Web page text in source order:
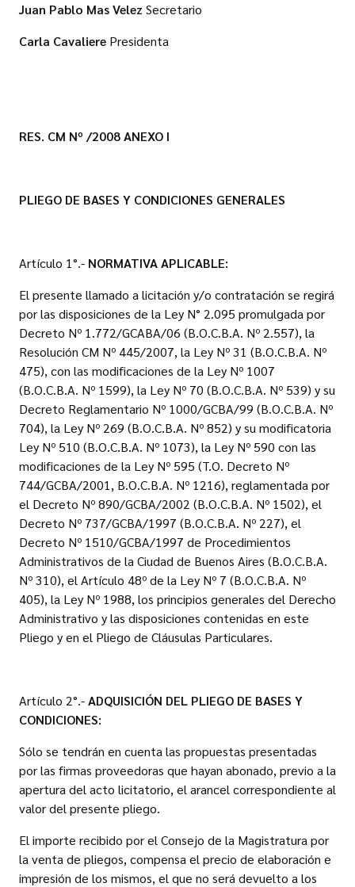
Juan Pablo Mas Velez Secretario
Carla Cavaliere Presidenta
RES. CM Nº /2008ANEXO I
PLIEGO DE BASES Y CONDICIONES GENERALES
Artículo 1°.- NORMATIVA APLICABLE:
El presente llamado a licitación y/o contratación se regirá
por las disposiciones de la Ley N° 2.095 promulgada por
Decreto Nº 1.772/GCABA/06 (B.O.C.B.A. Nº 2.557), la
Resolución CM Nº 445/2007, la Ley Nº 31 (B.O.C.B.A. Nº
475), con las modificaciones de la Ley Nº 1007
(B.O.C.B.A. Nº 1599), la Ley Nº 70 (B.O.C.B.A. Nº 539) y su
Decreto Reglamentario Nº 1000/GCBA/99 (B.O.C.B.A. Nº
704), la Ley Nº 269 (B.O.C.B.A. Nº 852) y su modificatoria
Ley Nº 510 (B.O.C.B.A. Nº 1073), la Ley Nº 590 con las
modificaciones de la Ley Nº 595 (T.O. Decreto Nº
744/GCBA/2001, B.O.C.B.A. Nº 1216), reglamentada por
el Decreto Nº 890/GCBA/2002 (B.O.C.B.A. Nº 1502), el
Decreto Nº 737/GCBA/1997 (B.O.C.B.A. Nº 227), el
Decreto Nº 1510/GCBA/1997 de Procedimientos
Administrativos de la Ciudad de Buenos Aires (B.O.C.B.A.
Nº 310), el Artículo 48º de la Ley Nº 7 (B.O.C.B.A. Nº
405), la Ley Nº 1988, los principios generales del Derecho
Administrativo y las disposiciones contenidas en este
Pliego y en el Pliego de Cláusulas Particulares.
Artículo 2°.-ADQUISICIÓN DEL PLIEGO DE BASES Y
CONDICIONES:
Sólo se tendrán en cuenta las propuestas presentadas
por las firmas proveedoras que hayan abonado, previo a la
apertura del acto licitatorio, el arancel correspondiente al
valor del presente pliego.
El importe recibido por el Consejo de la Magistratura por
la venta de pliegos, compensa el precio de elaboración e
impresión de los mismos, el que no será devuelto a los